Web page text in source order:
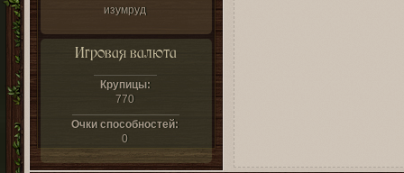
изумруд
Игровая валюта
Крупицы:
770
Очки способностей:
0